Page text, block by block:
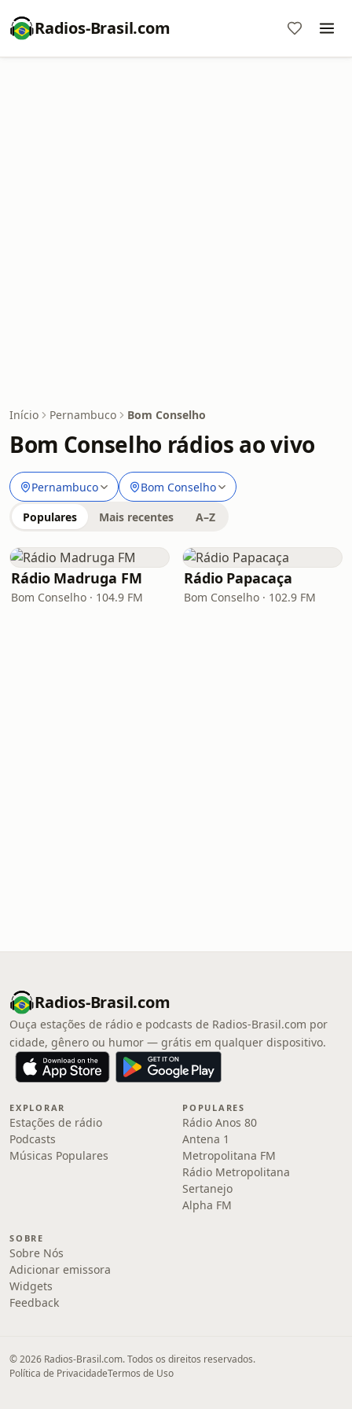
Radios-Brasil.com
Início Pernambuco Bom Conselho
Bom Conselho rádios ao vivo
Pernambuco Bom Conselho
Populares Mais recentes A–Z
Rádio Madruga FM
Bom Conselho · 104.9 FM
Rádio Papacaça
Bom Conselho · 102.9 FM
Radios-Brasil.com
Ouça estações de rádio e podcasts de Radios-Brasil.com por
cidade, gênero ou humor — grátis em qualquer dispositivo.
EXPLORAR
Estações de rádio
Podcasts
Músicas Populares
POPULARES
Rádio Anos 80
Antena 1
Metropolitana FM
Rádio Metropolitana
Sertanejo
Alpha FM
SOBRE
Sobre Nós
Adicionar emissora
Widgets
Feedback
© 2026 Radios-Brasil.com. Todos os direitos reservados.
Política de PrivacidadeTermos de Uso